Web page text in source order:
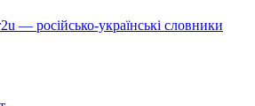
— російсько-українські словники